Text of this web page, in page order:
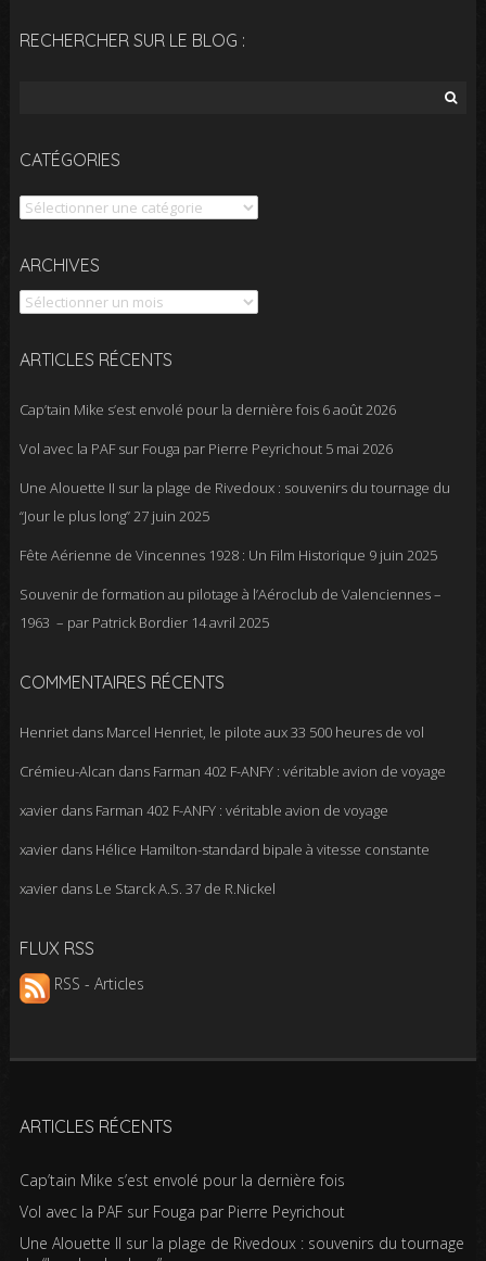
RECHERCHER SUR LE BLOG :
CATÉGORIES
Catégories
ARCHIVES
Archives
ARTICLES RÉCENTS
Cap’tain Mike s’est envolé pour la dernière fois 6 août 2026
Vol avec la PAF sur Fouga par Pierre Peyrichout 5 mai 2026
Une Alouette II sur la plage de Rivedoux : souvenirs du tournage du
“Jour le plus long”27 juin 2025
Fête Aérienne de Vincennes 1928 : Un Film Historique 9 juin 2025
Souvenir de formation au pilotage à l’Aéroclub de Valenciennes –
1963 – par Patrick Bordier 14 avril 2025
COMMENTAIRES RÉCENTS
Henrietdans Marcel Henriet, le pilote aux 33 500 heures de vol
Crémieu-Alcan dans Farman 402 F-ANFY : véritable avion de voyage
xavierdans Farman 402 F-ANFY : véritable avion de voyage
xavierdans Hélice Hamilton-standard bipale à vitesse constante
xavierdans Le Starck A.S. 37 de R.Nickel
FLUX RSS
RSS - Articles
ARTICLES RÉCENTS
Cap’tain Mike s’est envolé pour la dernière fois
Vol avec la PAF sur Fouga par Pierre Peyrichout
Une Alouette II sur la plage de Rivedoux : souvenirs du tournage